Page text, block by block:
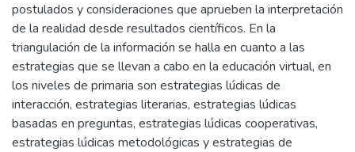
postulados y consideraciones que aprueben la interpretación
de la realidad desde resultados científicos. En la
triangulación de la información se halla en cuanto a las
estrategias que se llevan a cabo en la educación virtual, en
los niveles de primaria son estrategias lúdicas de
interacción, estrategias literarias, estrategias lúdicas
basadas en preguntas, estrategias lúdicas cooperativas,
estrategias lúdicas metodológicas y estrategias de